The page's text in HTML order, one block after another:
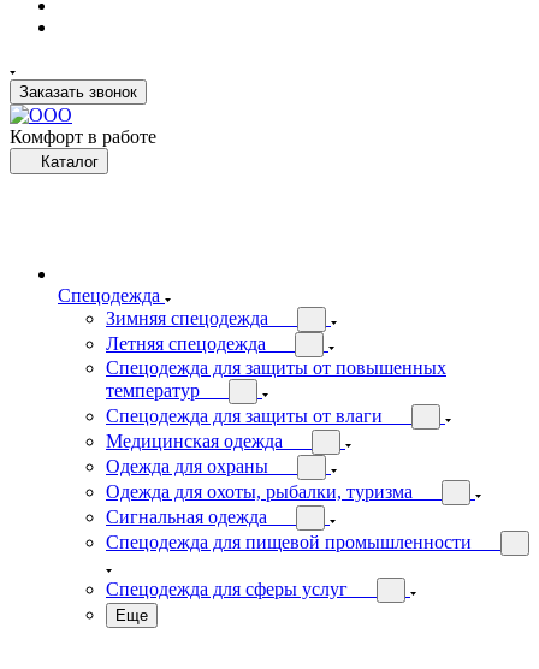
Заказать звонок
Комфорт в работе
Каталог
Спецодежда
Зимняя спецодежда
Летняя спецодежда
Спецодежда для защиты от повышенных
температур
Спецодежда для защиты от влаги
Медицинская одежда
Одежда для охраны
Одежда для охоты, рыбалки, туризма
Сигнальная одежда
Спецодежда для пищевой промышленности
Спецодежда для сферы услуг
Еще